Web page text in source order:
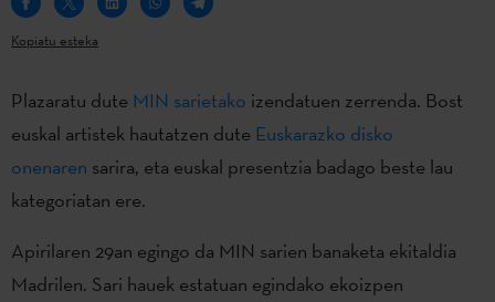
Kopiatu esteka
Plazaratu dute MIN sarietako izendatuen zerrenda. Bost
euskal artistek hautatzen dute Euskarazko disko
onenaren sarira, eta euskal presentzia badago beste lau
kategoriatan ere.
Apirilaren 29an egingo da MIN sarien banaketa ekitaldia
Madrilen. Sari hauek estatuan egindako ekoizpen